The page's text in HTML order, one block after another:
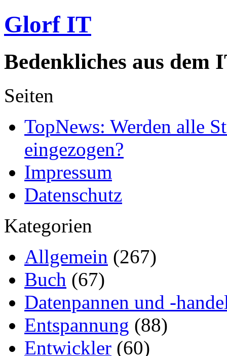
Glorf IT
Bedenkliches aus dem
Seiten
TopNews: Werden alle
eingezogen?
Impressum
Datenschutz
Kategorien
Allgemein (267)
Buch (67)
Datenpannen und -
Entspannung (88)
Entwickler (60)